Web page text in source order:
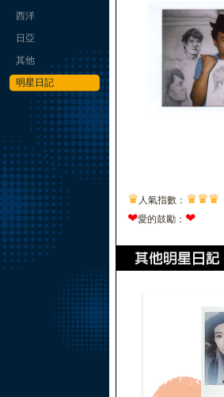
西洋
日亞
其他
明星日記
♛ 人氣指數： ♛♛♛
❤愛的鼓勵： ❤